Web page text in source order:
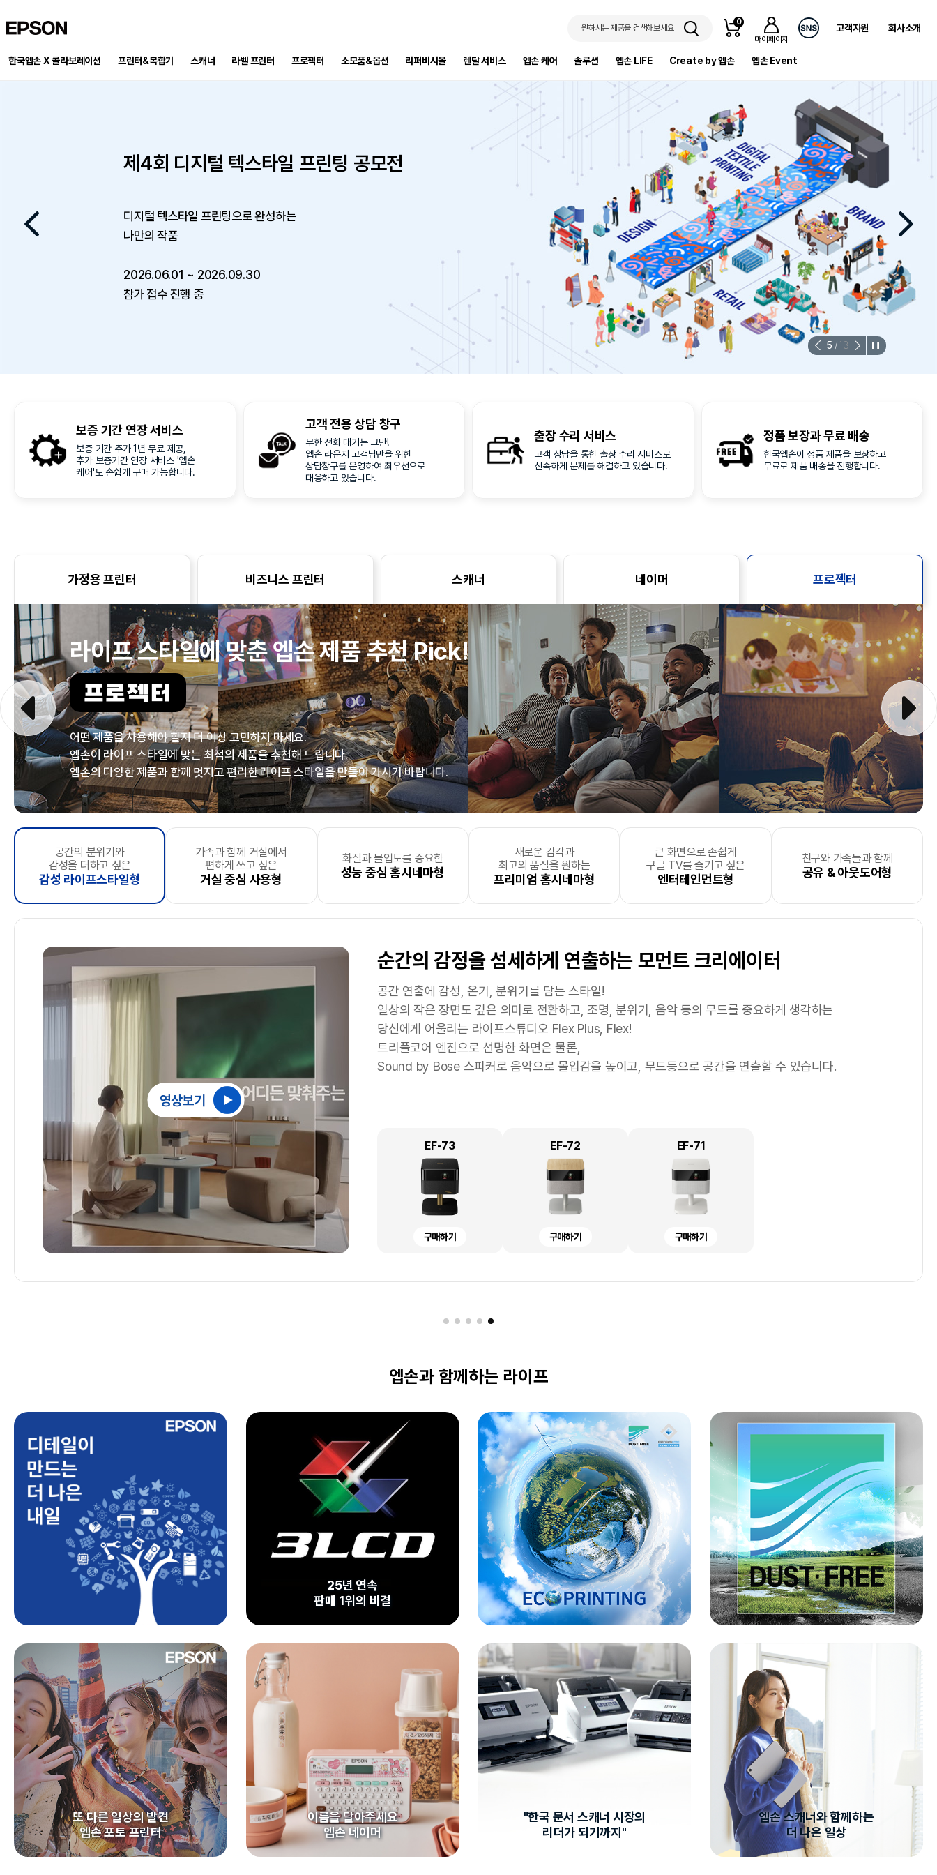
원하시는 제품을 검색해보세요
0
마이페이지
고객지원 회사소개
한국엡손 X 콜라보레이션 프린터&복합기 스캐너 라벨 프린터 프로젝터 소모품&옵션 리퍼비시몰 렌탈 서비스 엡손 케어 솔루션 엡손 LIFE Create by 엡손 엡손 Event
프로젝터로 만든 홈시네마
포토 리뷰 남기고 상품권 받아가세요!
프로젝터 구매 후 달라진 우리 집 일상의 순간,
이벤트 기간 : 2026-08-01 ~ 2026-09-30
PRECISION FORCE 패키지 재입고!
작업을 완성하는 두가지 기준 PRECISION FORCE
엡손 라벨프린터의 정밀함과 밀워키의 힘으로 현장 작업의 완성도를 높여보세요.
행사기간: 8.2 ~ 재고소진까지
엡손 라운지 x DUUL 런칭 기념 이벤트
완벽한 홈시네마 프로젝터, 이제 가구까지 한번에
799,000원 상당의 프리미엄 거실장을 무료로
행사 기간: 50대 한정, 재고 소진 시 자동 종료
엡손 라운지 전용 포토 프린터 패키지
포토 리뷰 작성 시 신세계 상품권 3만원 증정
행사기간: 26.7.1 ~ 9.30
제4회 디지털 텍스타일 프린팅 공모전
디지털 텍스타일 프린팅으로 완성하는
나만의 작품
2026.06.01 ~ 2026.09.30
참가 접수 진행 중
5 /13
보증 기간 연장 서비스
보증 기간 추가 1년 무료 제공,
추가 보증기간 연장 서비스 '엡손
케어'도 손쉽게 구매 가능합니다.
고객 전용 상담 창구
무한 전화 대기는 그만!
엡손 라운지 고객님만을 위한
상담창구를 운영하여 최우선으로
대응하고 있습니다.
출장 수리 서비스
고객 상담을 통한 출장 수리 서비스로
신속하게 문제를 해결하고 있습니다.
정품 보장과무료 배송
한국엡손이 정품 제품을 보장하고
무료로 제품 배송을 진행합니다.
가정용 프린터 비즈니스 프린터 스캐너 네이머 프로젝터
라이프 스타일에 맞춘엡손 제품 추천 Pick!
프로젝터
어떤 제품을 사용해야 할지 더 이상 고민하지 마세요.
엡손이 라이프 스타일에 맞는 최적의 제품을추천해 드립니다.
엡손의 다양한 제품과 함께 멋지고편리한 라이프 스타일을 만들어 가시기 바랍니다.
마음껏 포토출력을 하고싶은
즐거움 추구형
컬러 출력은 선택사항인
고사양 출력형
맘껏 출력하고 싶은
PC & 스마트 기기형
맘껏 출력하고 싶은
PC 사용형
텍스트 위주의
소량 출력형
모바일프린팅을 원하는
미니멀 라이프 추구형
마음껏 포토출력을 하고 싶은 즐거움 추구형
인생 여행을 위해 여권을 준비하는데 간단히 셀프 출력을 하고
학교 숙제로 가족 사진을 당장 가져가야 하는 상황에서 손쉽게 사진을 출력하고
내가 좋아하는 스타의 모습을 포토카드로 만들고 스페셜한 종이를 통해 나만의 굿즈도 만드는 라이프
다양한 잉크 컬러 구성과 포토용 잉크를 사용하여 포토 & 그래픽 출력물의 만족도를 높일 수 있습니다.
L8050
구매하기
L18050
구매하기
L8160
구매하기
문서출력 위주의
소규모 사업자
및스타트업 기업
문서 및 다양한 사이즈
출력이 필요한
중소형 사업자
언제든지 편리하게 출력
무인출력소
직원수 100명 이상의
중견기업 및 대기업
대량 출력이 필요한
인쇄소 및 출력 전문 기업
차별화된포토서비스
제공하는 사업자
모바일 프린팅을
원하는 사업자
문서출력 위주의 소규모 사업자 및 스타트업 기업
스타트업 및 소규모 사업자의 경우 출력의 니즈가 불규칙하게 발생하여
프린터가 꼭 필요한 경우라면 넉넉한 잉크 용량과 빠른 출력 속도를 보유한 프린터가 적합합니다.
력속도, 높은 출력 품질, ADF, 대용량 급지함, 유ㆍ무선 네트워크 지원을 통해 비즈니스의 생산성을 높여
줍니다.
L6460
구매하기
좁은 공간에서 간편하게
스캔하고 싶으신 분
시간은 없지만 하고 싶은 건 많고
e북 스터디에 진심 인 분
사진, 필름, 그림과 같은 소중한 순간과
새로운 공간을 온전히 즐기고 싶으신 분
비즈니스 라이프에 효율성을
더하고 싶으신 분
좁은 공간에서 간편하게 스캔하고 싶으신 분
책상 위 다양한 전자기기로 공간이 협소해도 OK!
협소한 공간에서도 프린트물, 유인물을 손쉽게 전자화하여 나만의 전자 문서 보관함을 만들어 보세요!
엡손의 텍스트 향상, 색상 제거, 가장자리 보정 등의 기능으로 보다 선명하게 스캔이 가능하며
PDF로 원하는 텍스트를 손쉽게 찾아볼 수 있습니다.
DS-C330
구매하기
DS-C320W
구매하기
DS-C490
구매하기
복잡한 주방, 바라보기만 해도 기분좋은
정리정돈을 원하시는 분
우리 아이방, 아이방을 개성있고
깔끔하게 꾸미고 싶으신 분
세탁실, 더 실용적으로 세탁물을
구분하고 싶으신 분
, 더 효율적으로 에너지를
절감하고 싶으신 분
, 자산관리, 서류분류로
업무효율성을 높이고 싶으신 분
복잡한 주방, 바라보기만 해도기분 좋은 정리정돈을
원하시는 분
LW-K200DA <곰돌이 푸> 네이머로 주방 공간을 더욱 귀엽고 깔끔하게 정리해보세요.
귀여운 곰돌이 푸 캐릭터를 출력하여 냉장고 정리부터 이유식 관리까지 다양한 용도로 활용할 수 있어요.
냉장고 속 반찬통을 구분하거나, 이유식의 만든 날짜를 적어 신선함을 유지할 수 있도록 도와주고
LW-K200DA ST12K-PX SGR12MB-PX
공간의 분위기와
감성을 더하고 싶은
감성 라이프스타일형
가족과 함께 거실에서
편하게 쓰고 싶은
거실 중심 사용형
화질과 몰입도를 중요한
성능 중심 홈시네마형
새로운 감각과
최고의 품질을 원하는
프리미엄 홈시네마형
큰 화면으로 손쉽게
구글 TV를 즐기고 싶은
엔터테인먼트형
친구와 가족들과 함께
공유 & 아웃도어형
순간의 감정을 섬세하게 연출하는 모먼트 크리에이터
공간 연출에 감성, 온기, 분위기를 담는 스타일!
일상의 작은 장면도 깊은 의미로 전환하고, 조명, 분위기, 음악 등의 무드를 중요하게 생각하는
당신에게 어울리는 라이프스튜디오 Flex Plus, Flex!
트리플코어 엔진으로 선명한 화면은 물론,
Sound by Bose 스피커로 음악으로 몰입감을 높이고, 무드등으로 공간을 연출할 수 있습니다.
EF-73
구매하기
EF-72
구매하기
EF-71
구매하기
엡손과 함께하는 라이프
25년 연속
판매 1위의 비결
또 다른 일상의 발견
엡손 포토 프린터
이름을 달아주세요
엡손 네이머
"한국 문서 스캐너 시장의
리더가 되기까지"
엡손 스캐너와 함께하는
더 나은 일상